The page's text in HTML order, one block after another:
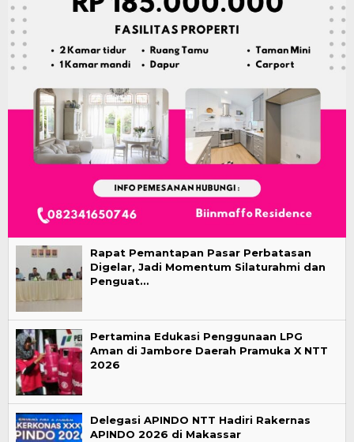
Rapat Pemantapan Pasar Perbatasan
Digelar, Jadi Momentum Silaturahmi dan
Penguat…
Pertamina Edukasi Penggunaan LPG
Aman di Jambore Daerah Pramuka X NTT
2026
Delegasi APINDO NTT Hadiri Rakernas
APINDO 2026 di Makassar